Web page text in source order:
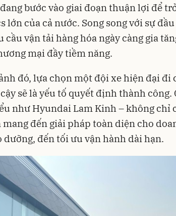
bước vào giai đoạn thuận lợi để
lớn của cả nước. Song song với sự
cầu vận tải hàng hóa ngày càng gia
mại đầy tiềm năng.
đó, lựa chọn một đội xe hiện đại đi
sẽ là yếu tố quyết định thành công.
như Hyundai Lam Kinh – không chỉ
đến giải pháp toàn diện cho
dưỡng, đến tối ưu vận hành dài hạn.